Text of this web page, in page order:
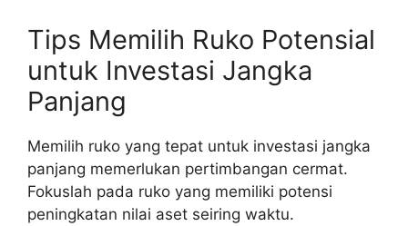
Tips Memilih Ruko Potensial
untuk Investasi Jangka
Panjang
Memilih ruko yang tepat untuk investasi jangka
panjang memerlukan pertimbangan cermat.
Fokuslah pada ruko yang memiliki potensi
peningkatan nilai aset seiring waktu.